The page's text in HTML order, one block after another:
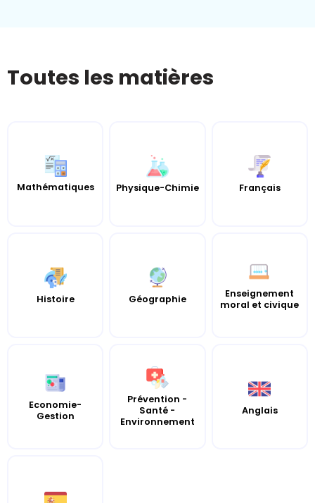
Toutes les matières
Mathématiques Physique-Chimie Français
Histoire Géographie
Enseignement
moral et civique
Economie-
Gestion
Prévention -
Santé -
Environnement
Anglais